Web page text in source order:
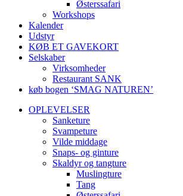
Østerssafari
Workshops
Kalender
Udstyr
KØB ET GAVEKORT
Selskaber
Virksomheder
Restaurant SANK
køb bogen ‘SMAG NATUREN’
OPLEVELSER
Sanketure
Svampeture
Vilde middage
Snaps- og ginture
Skaldyr og tangture
Muslingture
Tang